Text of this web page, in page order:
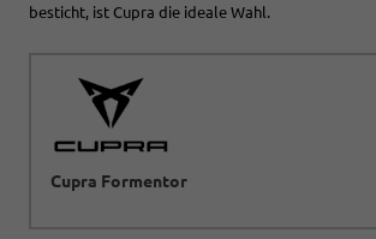
besticht, ist Cupra die ideale Wahl.
Cupra Formentor